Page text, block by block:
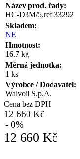
Název prod. řady:
HC-D3M/5,ref.33292
Skladem:
NE
Hmotnost:
16.7 kg
Měrná jednotka:
1 ks
Výrobce / Dodavatel:
Walvoil S.p.A.
Cena bez DPH
12 660 Kč
- 0%
12 660 Kč